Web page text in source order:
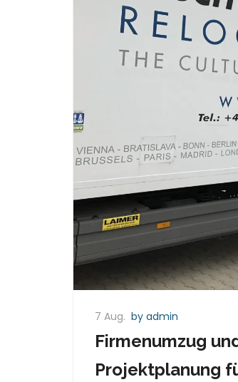
7 Aug. by admin
Firmenumzug
Projektplanung